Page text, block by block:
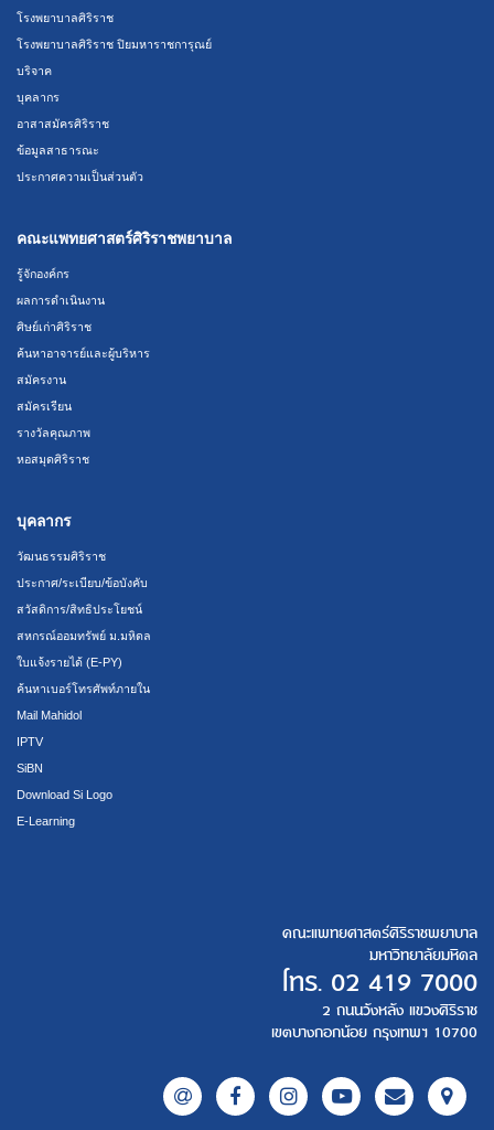
โรงพยาบาลศิริราช
โรงพยาบาลศิริราช ปิยมหาราชการุณย์
บริจาค
บุคลากร
อาสาสมัครศิริราช
ข้อมูลสาธารณะ
ประกาศความเป็นส่วนตัว
คณะแพทยศาสตร์ศิริราชพยาบาล
รู้จักองค์กร
ผลการดำเนินงาน
ศิษย์เก่าศิริราช
ค้นหาอาจารย์และผู้บริหาร
สมัครงาน
สมัครเรียน
รางวัลคุณภาพ
หอสมุดศิริราช
บุคลากร
วัฒนธรรมศิริราช
ประกาศ/ระเบียบ/ข้อบังคับ
สวัสดิการ/สิทธิประโยชน์
สหกรณ์ออมทรัพย์ ม.มหิดล
ใบแจ้งรายได้ (E-PY)
ค้นหาเบอร์โทรศัพท์ภายใน
Mail Mahidol
IPTV
SiBN
Download Si Logo
E-Learning
คณะแพทยศาสตร์ศิริราชพยาบาล
มหาวิทยาลัยมหิดล
โทร. 02 419 7000
2 ถนนวังหลัง แขวงศิริราช
เขตบางกอกน้อย กรุงเทพฯ 10700